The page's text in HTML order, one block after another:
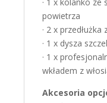
powietrza
· 2 x
· 1 x dysza
· 1 x
wkładem z
Akcesoria